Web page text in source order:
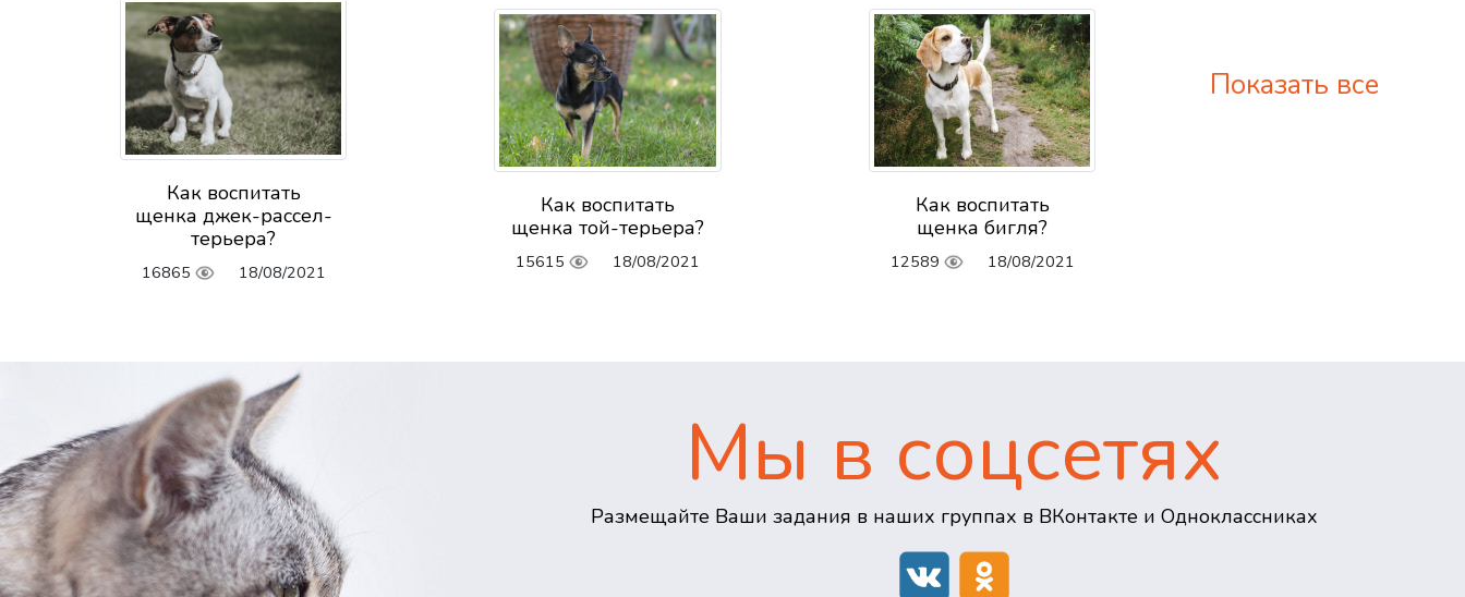
Как воспитать
щенка джек-рассел-
терьера?
16865 18/08/2021
Как воспитать
щенка той-терьера?
15615 18/08/2021
Как воспитать
щенка бигля?
12589 18/08/2021
Показать все
Мы в соцсетях
Размещайте Ваши задания в наших группах в ВКонтакте и Одноклассниках